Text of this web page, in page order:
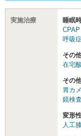
実施治療
睡眠
呼吸
その
在宅
その
胃カ
鏡検査
変形
人工